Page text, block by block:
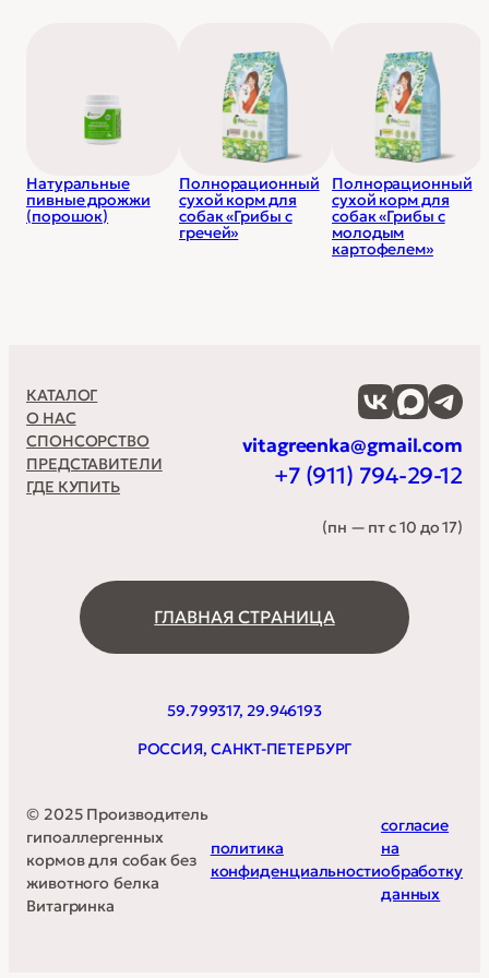
используется бельгийская добавка против
плесени Мико Карб и антиоксидантный сбор трав
— куркума, сизигиум, розмарин грейпфрут.
Минимум химии и максимум пользы.
Натуральные
пивные дрожжи
(порошок)
Полнорационный
сухой корм для
собак «Грибы с
гречей»
Полнорационный
сухой корм для
собак «Грибы с
молодым
картофелем»
КАТАЛОГ
О НАС
СПОНСОРСТВО
ПРЕДСТАВИТЕЛИ
ГДЕ КУПИТЬ
59.799317, 29.946193
РОССИЯ, САНКТ-ПЕТЕРБУРГ
ГЛАВНАЯ СТРАНИЦА
vitagreenka@gmail.com
+7 (911) 794-29-12
(пн — пт с 10 до 17)
© 2025 Производитель
гипоаллергенных
кормов для собак без
животного белка
Витагринка
политика
конфиденциальности
согласие
на
обработку
данных